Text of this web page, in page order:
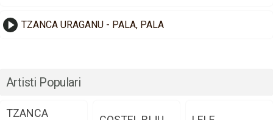
TZANCA URAGANU - PALA, PALA
Artisti Populari
TZANCA